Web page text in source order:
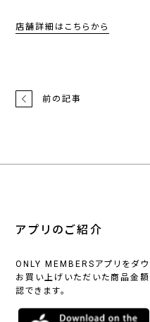
店舗詳細はこちらから
前の記事
アプリのご紹介
ONLY MEMBERSアプリをダウ
お買い上げいただいた商品金
認できます。